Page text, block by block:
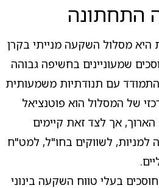
התחתונה
היא מסלול השקעה מנייתי בקרן
שמעוניינים בחשיפה גבוהה
עם תנודתיות משמעותית
של המסלול הוא פוטנציאל
אך לצד זאת קיימים
למניות, לשווקים בחו"ל, למט"ח
בעלי טווח השקעה בינוני